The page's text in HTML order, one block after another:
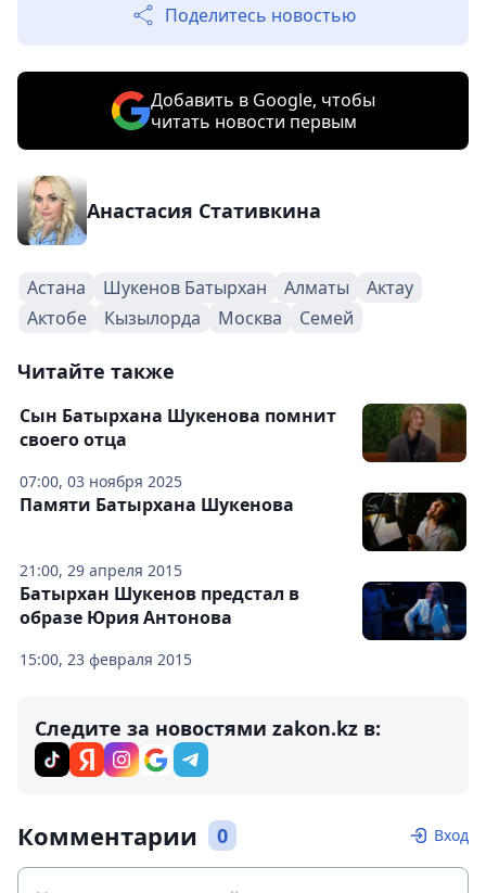
Поделитесь новостью
Добавить в Google, чтобы
читать новости первым
Анастасия Стативкина
Астана Шукенов Батырхан Алматы
Актау
Актобе
Кызылорда Москва Семей
Читайте также
07:00, 03 ноября 2025
Сын Батырхана Шукенова помнит
своего отца
21:00, 29 апреля 2015
Памяти Батырхана Шукенова
15:00, 23 февраля 2015
Батырхан Шукенов предстал в
образе Юрия Антонова
Следите за новостями zakon.kz в:
Комментарии 0 Вход